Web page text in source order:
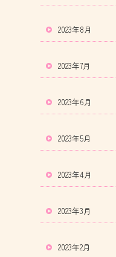
2023年8月
2023年7月
2023年6月
2023年5月
2023年4月
2023年3月
2023年2月